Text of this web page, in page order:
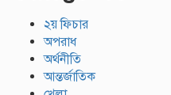
২য় ফিচার
অপরাধ
অর্থনীতি
আন্তর্জাতিক